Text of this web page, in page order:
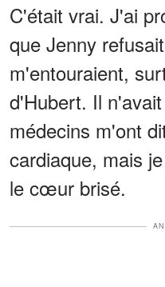
C'était vrai. J'ai
que Jenny
m'entouraient,
d'Hubert. Il
médecins m'ont
cardiaque, mais
le cœur brisé.